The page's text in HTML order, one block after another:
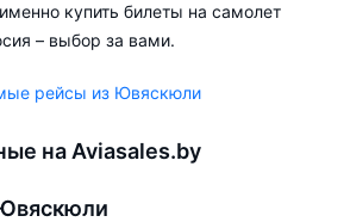
купить билеты на самолет
– выбор за вами.
рейсы из Ювяскюли
на Aviasales.by